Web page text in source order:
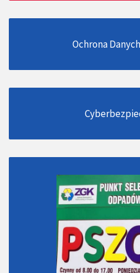
Ochrona